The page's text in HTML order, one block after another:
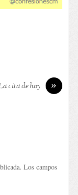
»
cita de hoy
Los campos